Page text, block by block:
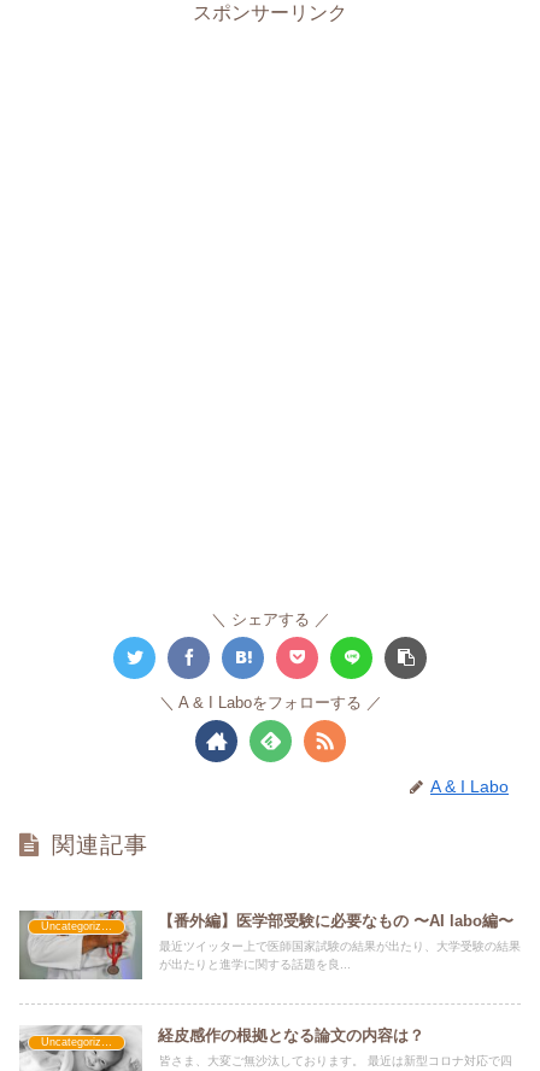
スポンサーリンク
シェアする
A & I Laboをフォローする
A & I Labo
関連記事
【番外編】医学部受験に必要なもの 〜AI labo編〜
最近ツイッター上で医師国家試験の結果が出たり、大学受験の結果
が出たりと進学に関する話題を良...
経皮感作の根拠となる論文の内容は？
皆さま、大変ご無沙汰しております。 最近は新型コロナ対応で四